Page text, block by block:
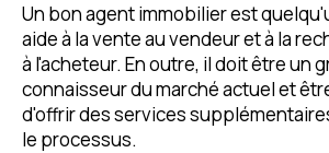
Un bon agent immobilier est
aide à la vente au vendeur et à la
à l'acheteur. En outre, il doit être un
connaisseur du marché actuel et
d'offrir des services
le processus.